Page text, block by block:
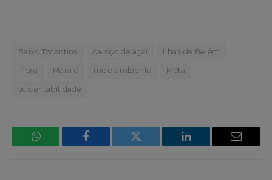
Baixo Tocantins caroço de açaí Ilhas de Belém
Incra Marajó meio ambiente Meta
sustentabilidade
WhatsApp Facebook
Incorpore
LinkedIn Email